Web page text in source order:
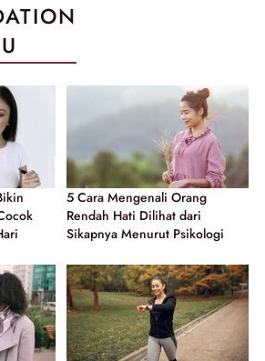
5 Cara Mengenali Orang
Rendah Hati Dilihat dari
Sikapnya Menurut Psikologi